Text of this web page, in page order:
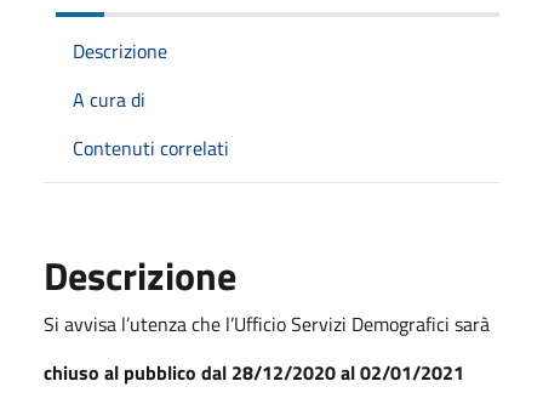
Descrizione
A cura di
Contenuti correlati
Descrizione
Si avvisa l’utenza che l’Ufficio Servizi Demografici sarà
chiuso al pubblico dal 28/12/2020 al 02/01/2021